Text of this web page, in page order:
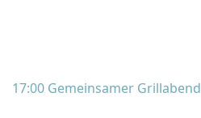
17:00 Gemeinsamer Grillabend